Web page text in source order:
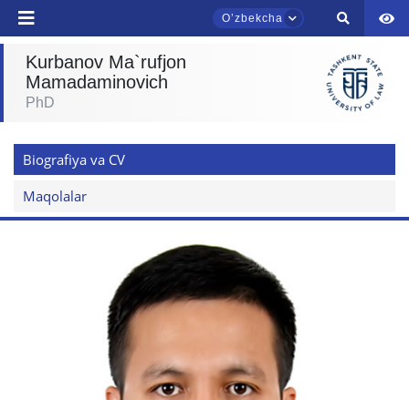
Oʼzbekcha
Kurbanov Ma`rufjon
Mamadaminovich
PhD
Biografiya va CV
Maqolalar
Assalomu alaykum! TDYU qabul murojaatlari
Mavzuni tanlang — keyin shu mavzudagi aniq
savollar chiqadi:
2. Hujjatlar (magistr) (4)
3. Suhbat (bakalavr) (8) 4. Suhbat (magistr) (5)